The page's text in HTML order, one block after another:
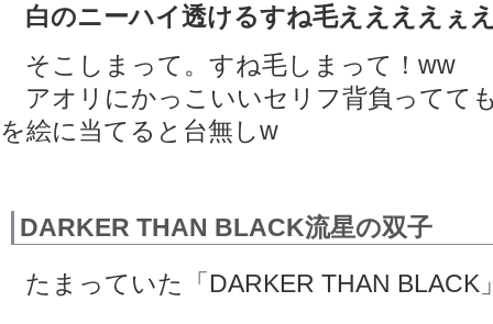
白のニーハイ透けるすね毛ええええぇ
そこしまって。すね毛しまって！ww
アオリにかっこいいセリフ背負ってて
を絵に当てると台無しw
DARKER THAN BLACK流星の双子
たまっていた「DARKER THAN BLACK